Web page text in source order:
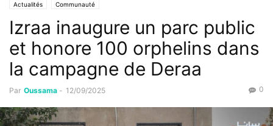
Actualités Communauté
Izraa inaugure un parc public
et honore 100 orphelins dans
la campagne de Deraa
Par Oussama - 12/09/2025 0